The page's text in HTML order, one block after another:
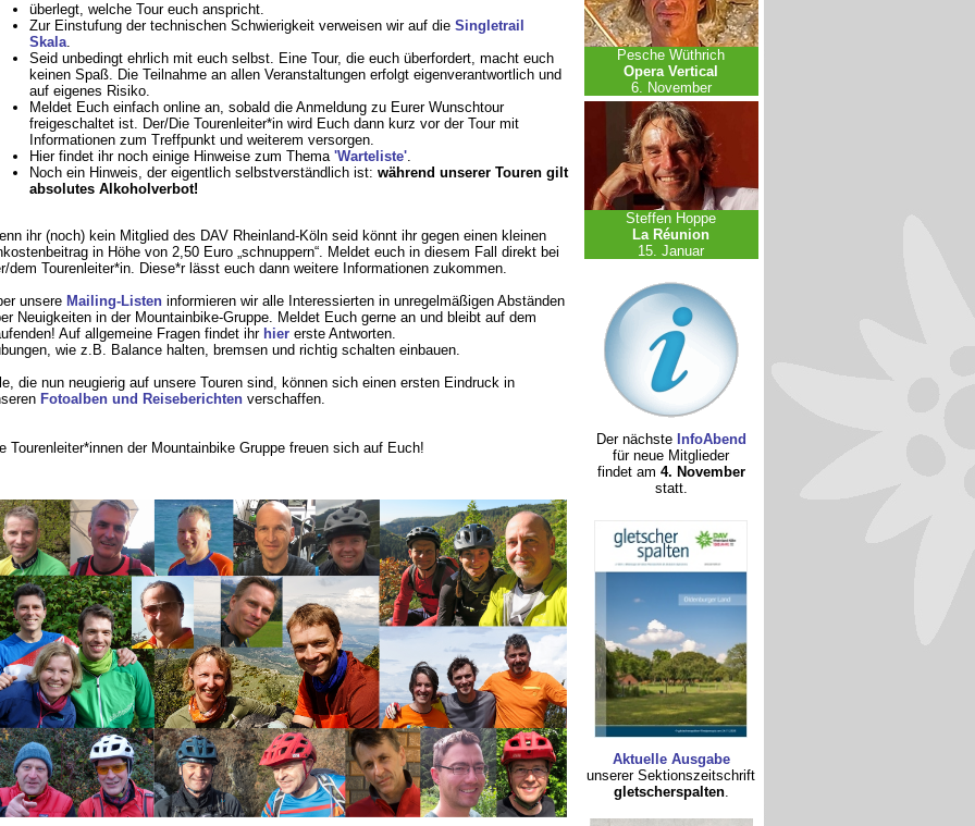
überlegt, welche Tour euch anspricht.
Zur Einstufung der technischen Schwierigkeit verweisen wir auf die Singletrail
Skala.
Seid unbedingt ehrlich mit euch selbst. Eine Tour, die euch überfordert, macht euch
keinen Spaß. Die Teilnahme an allen Veranstaltungen erfolgt eigenverantwortlich und
auf eigenes Risiko.
Meldet Euch einfach online an, sobald die Anmeldung zu Eurer Wunschtour
freigeschaltet ist. Der/Die Tourenleiter*in wird Euch dann kurz vor der Tour mit
Informationen zum Treffpunkt und weiterem versorgen.
Hier findet ihr noch einige Hinweise zum Thema 'Warteliste'.
Noch ein Hinweis, der eigentlich selbstverständlich ist: während unserer Touren gilt
absolutes Alkoholverbot!
ihr (noch) kein Mitglied des DAV Rheinland-Köln seid könnt ihr gegen einen kleinen
in Höhe von 2,50 Euro „schnuppern“. Meldet euch in diesem Fall direkt bei
dem Tourenleiter*in. Diese*r lässt euch dann weitere Informationen zukommen.
unsere Mailing-Listeninformieren wir alle Interessierten in unregelmäßigen Abständen
Neuigkeiten in der Mountainbike-Gruppe. Meldet Euch gerne an und bleibt auf dem
Auf allgemeine Fragen findet ihr hiererste Antworten.
wie z.B. Balance halten, bremsen und richtig schalten einbauen.
die nun neugierig auf unsere Touren sind, können sich einen ersten Eindruck in
Fotoalben und Reiseberichtenverschaffen.
Tourenleiter*innen der Mountainbike Gruppe freuen sich auf Euch!
Pesche Wüthrich
Opera Vertical
6. November
Steffen Hoppe
La Réunion
15. Januar
Der nächste InfoAbend
für neue Mitglieder
findet am 4. November
statt.
Aktuelle Ausgabe
unserer Sektionszeitschrift
gletscherspalten.